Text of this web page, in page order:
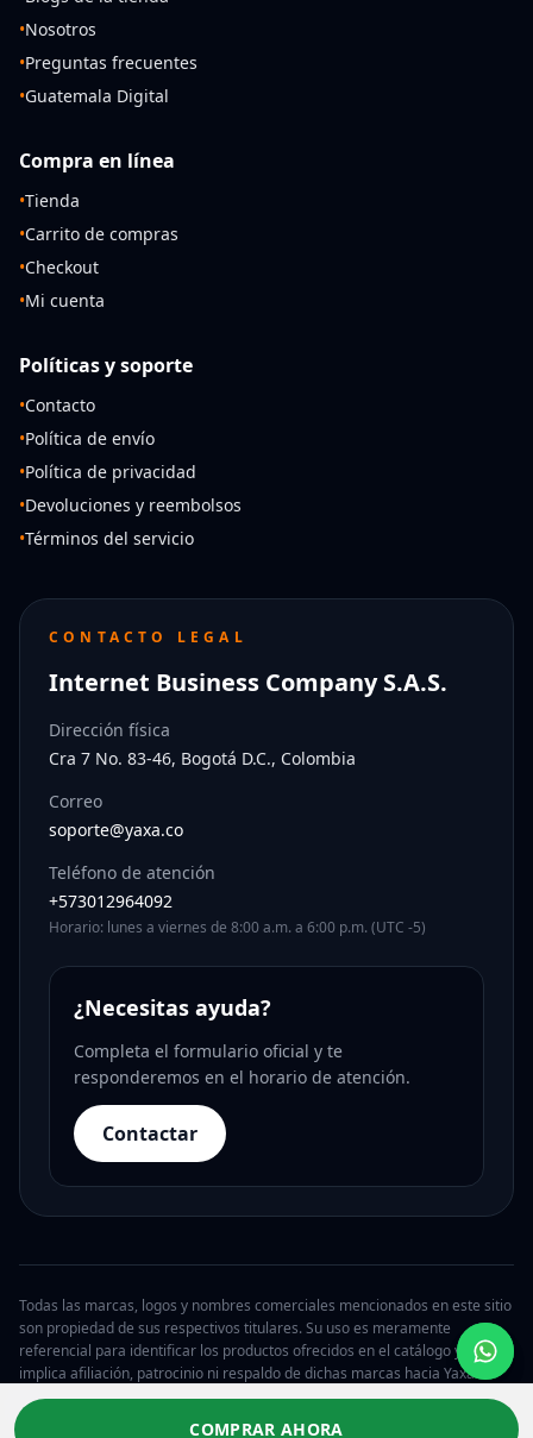
COMPRAR AHORA
•Nosotros
•Preguntas frecuentes
•Guatemala Digital
Compra en línea
•Tienda
•Carrito de compras
•Checkout
•Mi cuenta
Políticas y soporte
•Contacto
•Política de envío
•Política de privacidad
•Devoluciones y reembolsos
•Términos del servicio
CONTACTO LEGAL
Internet Business Company S.A.S.
Dirección física
Cra 7 No. 83-46, Bogotá D.C., Colombia
Correo
soporte@yaxa.co
Teléfono de atención
+573012964092
Horario: lunes a viernes de 8:00 a.m. a 6:00 p.m. (UTC -5)
¿Necesitas ayuda?
Completa el formulario oficial y te
responderemos en el horario de atención.
Contactar
Todas las marcas, logos y nombres comerciales mencionados en este sitio
son propiedad de sus respectivos titulares. Su uso es meramente
referencial para identificar los productos ofrecidos en el catálogo y no
implica afiliación, patrocinio ni respaldo de dichas marcas hacia Yaxa.
© 2026 Yaxa Guatemala. Todos los derechos reservados.